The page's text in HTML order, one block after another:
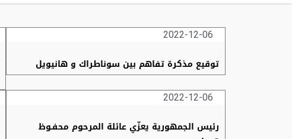
2022-12-06
توقيع مذكرة تفاهم بين سوناطراك و هانيويل
2022-12-06
رئيس الجمهورية يعزّي عائلة المرحوم محفـوظ